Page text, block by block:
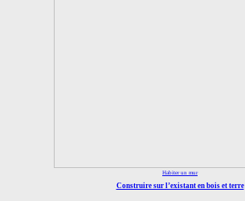
Habiter un mur
Construire sur l’existant en bois et terre